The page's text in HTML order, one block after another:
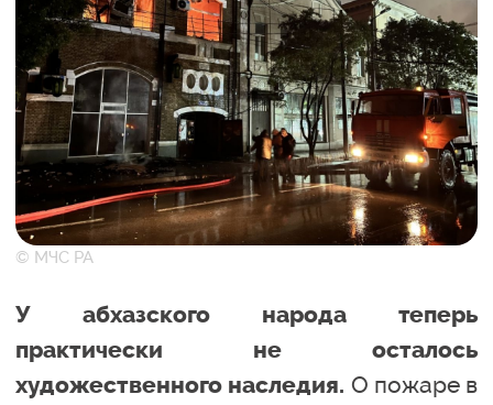
© МЧС РА
У абхазского народа теперь
практически не осталось
художественного наследия. О пожаре в